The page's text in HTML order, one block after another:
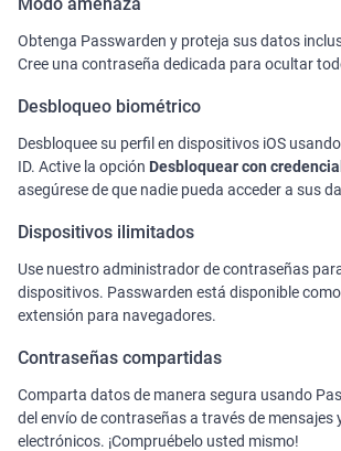
parte del paquete de seguridad de
Obtenga Passwarden y proteja sus datos
Cree una contraseña dedicada para ocultar
Desbloqueo biométrico
Desbloquee su perfil en dispositivos iOS
ID. Active la opción Desbloquear con
asegúrese de que nadie pueda acceder a sus
Dispositivos ilimitados
Use nuestro administrador de contraseñas
dispositivos. Passwarden está disponible
extensión para navegadores.
Contraseñas compartidas
Comparta datos de manera segura usando
del envío de contraseñas a través de mensajes
electrónicos. ¡Compruébelo usted mismo!